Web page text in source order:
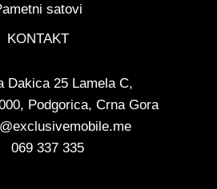
satovi
KONTAKT
Dakica 25 Lamela C,
Podgorica, Crna Gora
069 337 335